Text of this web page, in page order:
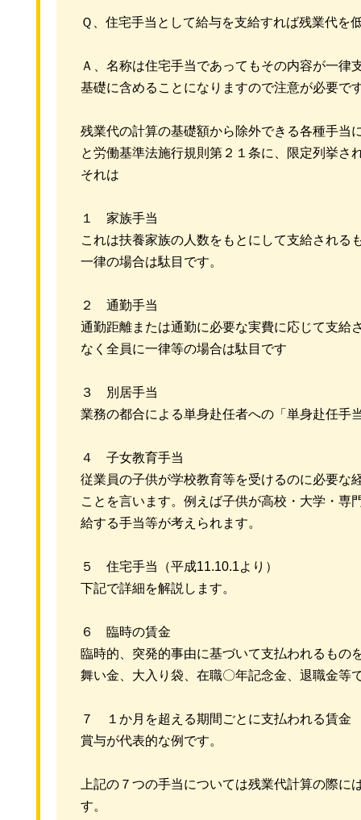
Ｑ、住宅手当として給与を支給すれば残業代を
Ａ、名称は住宅手当であってもその内容が一律
基礎に含めることになりますので注意が必要で
残業代の計算の基礎額から除外できる各種手当
と労働基準法施行規則第２１条に、限定列挙さ
それは
１ 家族手当
これは扶養家族の人数をもとにして支給される
一律の場合は駄目です。
２ 通勤手当
通勤距離または通勤に必要な実費に応じて支給
なく全員に一律等の場合は駄目です
３ 別居手当
業務の都合による単身赴任者への「単身赴任手
４ 子女教育手当
従業員の子供が学校教育等を受けるのに必要な
ことを言います。例えば子供が高校・大学・専
給する手当等が考えられます。
５ 住宅手当（平成11.10.1より）
下記で詳細を解説します。
６ 臨時の賃金
臨時的、突発的事由に基づいて支払われるもの
舞い金、大入り袋、在職〇年記念金、退職金等
７ １か月を超える期間ごとに支払われる賃金
賞与が代表的な例です。
上記の７つの手当については残業代計算の際
す。